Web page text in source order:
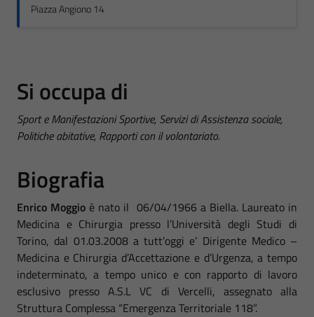
Piazza Angiono 14
Si occupa di
Sport e Manifestazioni Sportive, Servizi di Assistenza sociale,
Politiche abitative, Rapporti con il volontariato.
Biografia
Enrico Moggio è nato il 06/04/1966 a Biella. Laureato in
Medicina e Chirurgia presso l’Università degli Studi di
Torino, dal 01.03.2008 a tutt’oggi e’ Dirigente Medico –
Medicina e Chirurgia d’Accettazione e d’Urgenza, a tempo
indeterminato, a tempo unico e con rapporto di lavoro
esclusivo presso A.S.L VC di Vercelli, assegnato alla
Struttura Complessa “Emergenza Territoriale 118”.